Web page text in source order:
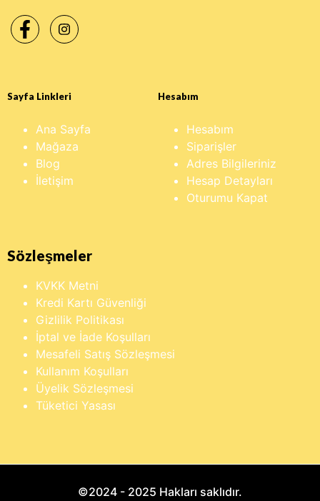
Sayfa Linkleri
Ana Sayfa
Mağaza
Blog
İletişim
Hesabım
Hesabım
Siparişler
Adres Bilgileriniz
Hesap Detayları
Oturumu Kapat
Sözleşmeler
KVKK Metni
Kredi Kartı Güvenliği
Gizlilik Politikası
İptal ve İade Koşulları
Mesafeli Satış Sözleşmesi
Kullanım Koşulları
Üyelik Sözleşmesi
Tüketici Yasası
©2024 - 2025 Hakları saklıdır.